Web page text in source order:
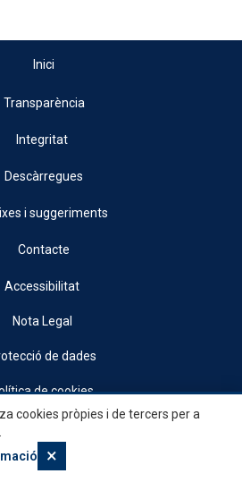
Inici
Transparència
Integritat
Descàrregues
i suggeriments
Contacte
Accessibilitat
Nota Legal
de dades
de cookies
d’Indústria, Turisme, Innovació i Comerç •
de Competitivitat Empresarial
cookies pròpies i de tercers per a
×